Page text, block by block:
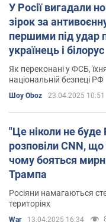
У Росії вигадали
зірок за
першими під удар
українець і білорус
Як переконані у ФСБ,
національній безпеці РФ
Шоу Oboz 23.04.2025 10:51
"Це ніколи не буде
розповіли CNN, що
чому бояться
Трампа
Росіяни намагаються
територіях
War 13.04.2025 16:34